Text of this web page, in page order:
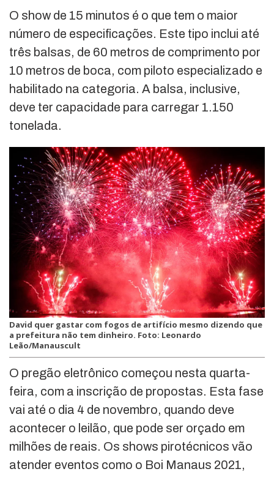
O show de 15 minutos é o que tem o maior
número de especificações. Este tipo inclui até
três balsas, de 60 metros de comprimento por
10 metros de boca, com piloto especializado e
habilitado na categoria. A balsa, inclusive,
deve ter capacidade para carregar 1.150
tonelada.
David quer gastar com fogos de artifício mesmo dizendo que
a prefeitura não tem dinheiro. Foto: Leonardo
Leão/Manauscult
O pregão eletrônico começou nesta quarta-
feira, com a inscrição de propostas. Esta fase
vai até o dia 4 de novembro, quando deve
acontecer o leilão, que pode ser orçado em
milhões de reais. Os shows pirotécnicos vão
atender eventos como o Boi Manaus 2021,